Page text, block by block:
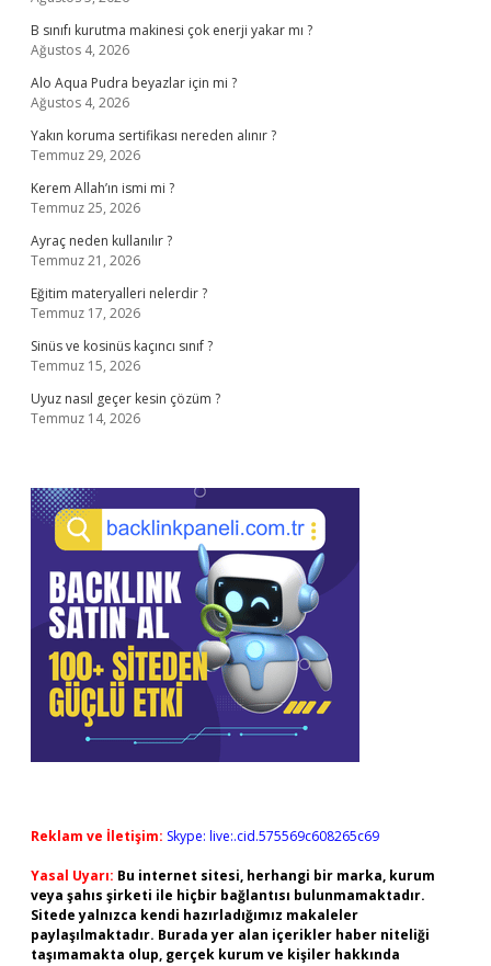
B sınıfı kurutma makinesi çok enerji yakar mı ?
Ağustos 4, 2026
Alo Aqua Pudra beyazlar için mi ?
Ağustos 4, 2026
Yakın koruma sertifikası nereden alınır ?
Temmuz 29, 2026
Kerem Allah’ın ismi mi ?
Temmuz 25, 2026
Ayraç neden kullanılır ?
Temmuz 21, 2026
Eğitim materyalleri nelerdir ?
Temmuz 17, 2026
Sinüs ve kosinüs kaçıncı sınıf ?
Temmuz 15, 2026
Uyuz nasıl geçer kesin çözüm ?
Temmuz 14, 2026
Reklam ve İletişim: Skype: live:.cid.575569c608265c69
Yasal Uyarı: Bu internet sitesi, herhangi bir marka, kurum
veya şahıs şirketi ile hiçbir bağlantısı bulunmamaktadır.
Sitede yalnızca kendi hazırladığımız makaleler
paylaşılmaktadır. Burada yer alan içerikler haber niteliği
taşımamakta olup, gerçek kurum ve kişiler hakkında